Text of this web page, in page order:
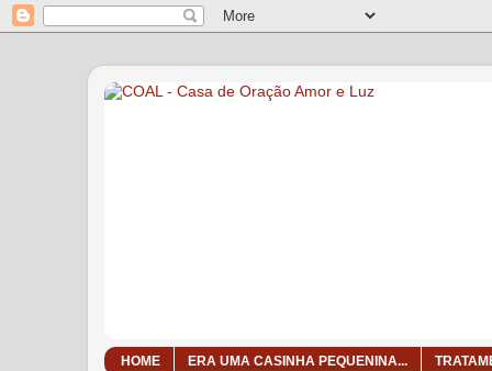
HOME ERA UMA CASINHA PEQUENINA...